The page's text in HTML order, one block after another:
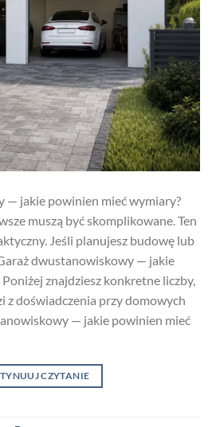
— jakie powinien mieć wymiary?
muszą być skomplikowane. Ten
Jeśli planujesz budowę lub
dwustanowiskowy — jakie
znajdziesz konkretne liczby,
z doświadczenia przy domowych
— jakie powinien mieć
CZYTANIE